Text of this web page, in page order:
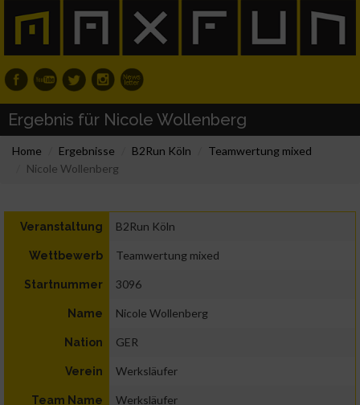
Ergebnis für Nicole Wollenberg
Home Ergebnisse B2Run Köln
Teamwertung mixed
Nicole Wollenberg
Veranstaltung B2Run Köln
Wettbewerb Teamwertung mixed
Startnummer 3096
Name Nicole Wollenberg
Nation GER
Verein Werksläufer
Team Name Werksläufer